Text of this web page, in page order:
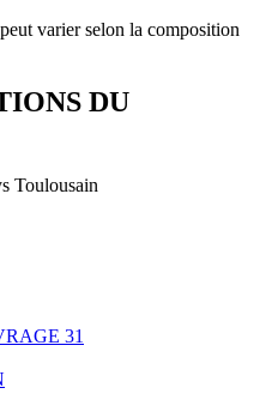
varier selon la composition
DU
Toulousain
31